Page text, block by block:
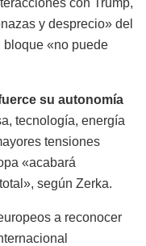
y desprecio» del
bloque «no puede
su autonomía
tecnología, energía
tensiones
«acabará
según Zerka.
a reconocer